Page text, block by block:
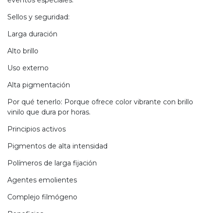
Sellos y seguridad:
Larga duración
Alto brillo
Uso externo
Alta pigmentación
Por qué tenerlo: Porque ofrece color vibrante con brillo
vinilo que dura por horas.
Principios activos
Pigmentos de alta intensidad
Polímeros de larga fijación
Agentes emolientes
Complejo filmógeno